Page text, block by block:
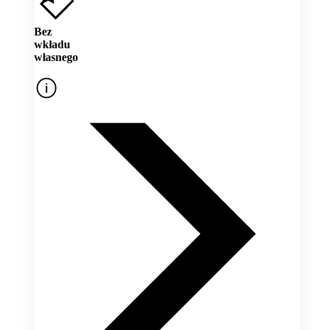
Bez
wkładu
własnego